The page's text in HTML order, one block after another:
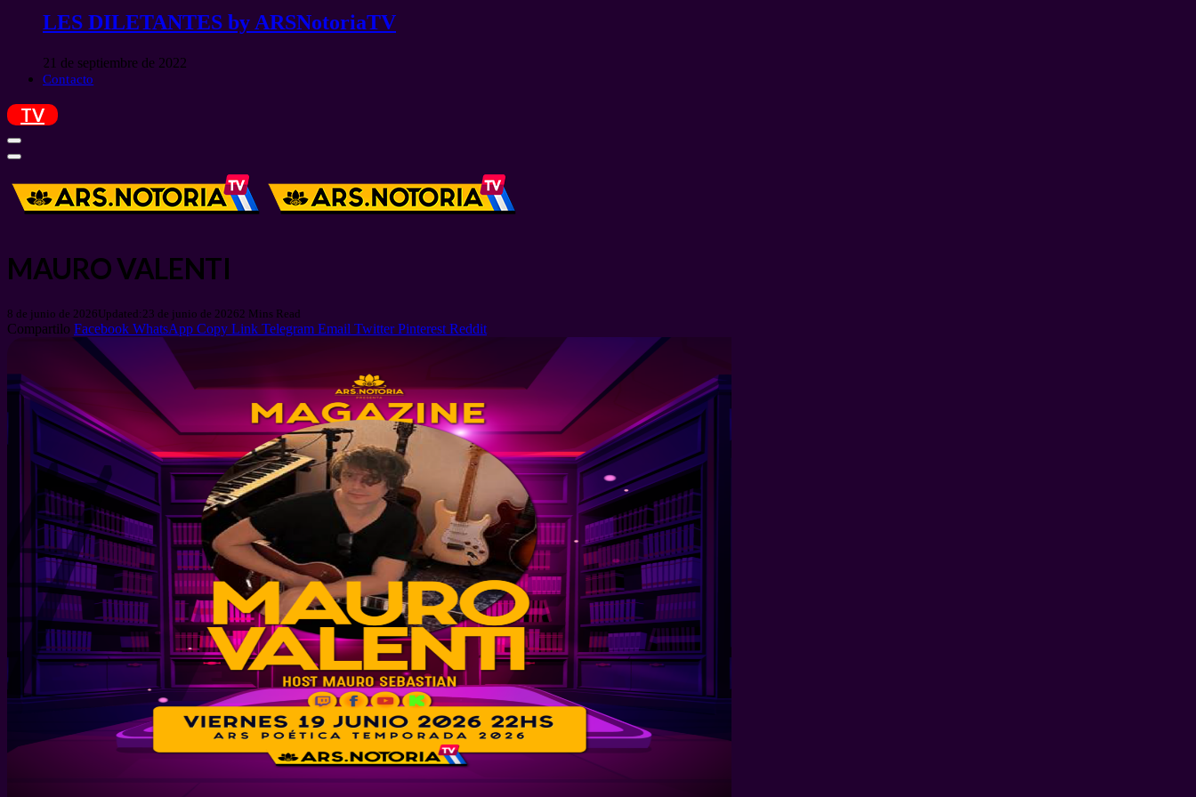
LES DILETANTES by ARSNotoriaTV
21 de septiembre de 2022
Contacto
TV
MAURO VALENTI
8 de junio de 2026Updated: 23 de junio de 20262 Mins Read
Compartilo Facebook WhatsApp Copy Link Telegram Email Twitter Pinterest Reddit